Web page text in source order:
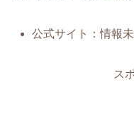
公式サイト：情報
ス